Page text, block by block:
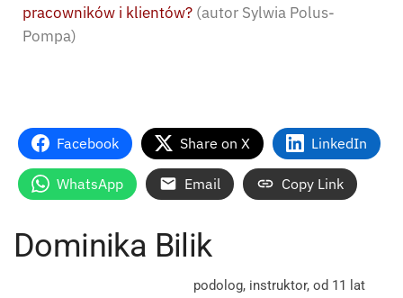
pracowników i klientów? (autor Sylwia Polus-
Pompa)
Facebook Share on X LinkedIn
WhatsApp Email Copy Link
Dominika Bilik
podolog, instruktor, od 11 lat